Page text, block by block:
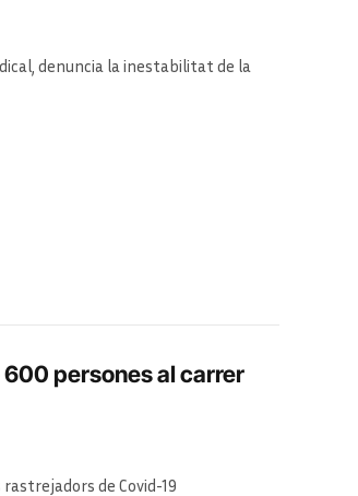
denuncia la inestabilitat de la
persones al carrer
de Covid-19